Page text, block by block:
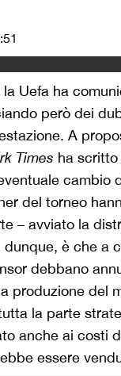
Uefa ha
però dei
A
Times ha scritto
cambio
del torneo
– avviato la
dunque, è che a
debbano
produzione del
la parte
anche ai costi
essere